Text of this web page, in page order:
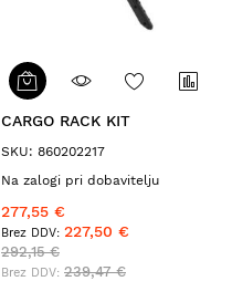
CARGO RACK KIT
SKU: 860202217
Na zalogi pri dobavitelju
277,55 €
227,50 €
292,15 €
239,47 €